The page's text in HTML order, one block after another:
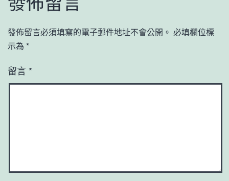
發佈留言必須填寫的電子郵件地址不會公開。 必填欄位標
示為 *
留言 *